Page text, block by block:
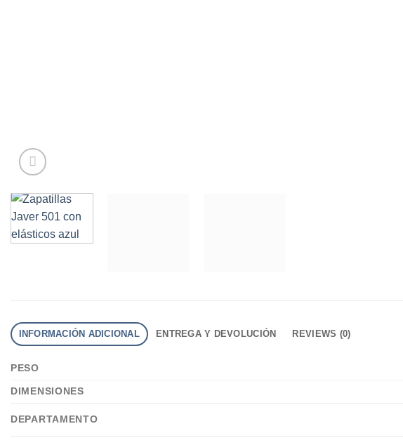
INFORMACIÓN ADICIONAL ENTREGA Y DEVOLUCIÓN REVIEWS (0)
PESO
DIMENSIONES
DEPARTAMENTO